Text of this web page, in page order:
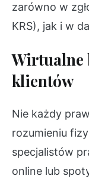
zarówno w
KRS), jak i w
Wirtualne
klientów
Nie każdy
rozumieniu
specjalistów
online lub